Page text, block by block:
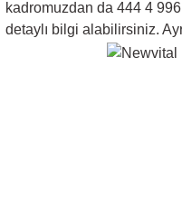
kadromuzdan da 444 4
detaylı bilgi alabilirsiniz.